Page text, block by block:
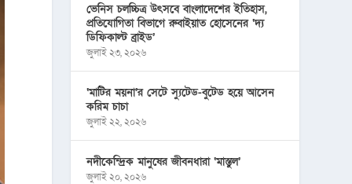
ভেনিস চলচ্চিত্র উৎসবে বাংলাদেশের ইতিহাস,
প্রতিযোগিতা বিভাগে রুবাইয়াত হোসেনের ‘দ্য
ডিফিকাল্ট ব্রাইড’
জুলাই ২৩, ২০২৬
‘মাটির ময়না’র সেটে স্যুটেড-বুটেড হয়ে আসেন
করিম চাচা
জুলাই ২২, ২০২৬
নদীকেন্দ্রিক মানুষের জীবনধারা ‘মাস্তুল’
জুলাই ২০, ২০২৬